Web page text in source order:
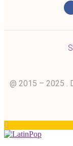
@ 2015 – 2025 .